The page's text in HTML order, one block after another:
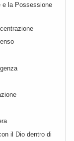
e la Possessione
il Dio dentro di